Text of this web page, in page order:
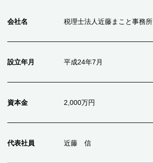
会社名 税理士法人近藤まこと事務所
設立年月 平成24年7月
資本金 2,000万円
代表社員 近藤 信